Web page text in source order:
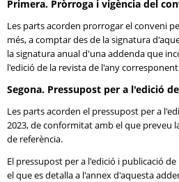
Primera. Pròrroga i vigència del
Les parts acorden prorrogar el conveni
més, a comptar des de la signatura
la signatura anual d'una addenda que
l'edició de la revista de l'any
Segona. Pressupost per a l'edició
Les parts acorden el pressupost per a
2023, de conformitat amb el que preveu
de referència.
El pressupost per a l'edició i publicació de
el que es detalla a l'annex d'aquesta